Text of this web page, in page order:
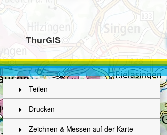
ThurGIS
Teilen
Drucken
Zeichnen & Messen auf der Karte